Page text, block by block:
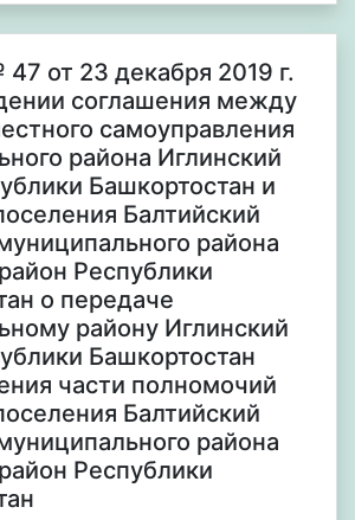
от 23 декабря 2019 г.
соглашения между
самоуправления
района Иглинский
Башкортостан и
Балтийский
района
Республики
о передаче
району Иглинский
Башкортостан
части полномочий
Балтийский
района
Республики